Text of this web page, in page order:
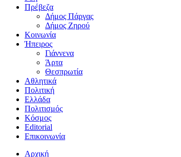
Πρέβεζα
Δήμος Πάργας
Δήμος Ζηρού
Κοινωνία
Ήπειρος
Γιάννενα
Άρτα
Θεσπρωτία
Αθλητικά
Πολιτική
Ελλάδα
Πολιτισμός
Κόσμος
Editorial
Επικοινωνία
Αρχική